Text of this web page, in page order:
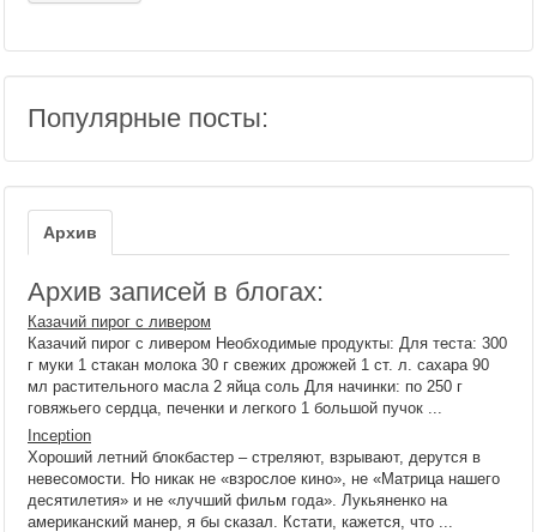
Популярные посты:
Архив
Архив записей в блогах:
Казачий пирог с ливером
Казачий пирог с ливером Необходимые продукты: Для теста: 300
г муки 1 стакан молока 30 г свежих дрожжей 1 ст. л. сахара 90
мл растительного масла 2 яйца соль Для начинки: по 250 г
говяжьего сердца, печенки и легкого 1 большой пучок ...
Inception
Хороший летний блокбастер – стреляют, взрывают, дерутся в
невесомости. Но никак не «взрослое кино», не «Матрица нашего
десятилетия» и не «лучший фильм года». Лукьяненко на
американский манер, я бы сказал. Кстати, кажется, что ...